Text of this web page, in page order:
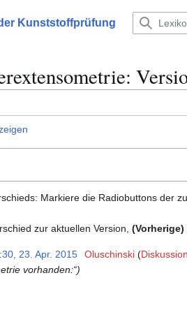
Kunststoffprüfung
Markiere die Radiobuttons der
zur aktuellen Version, (Vorherige)
23. Apr. 2015 Oluschinski Diskussion
vorhanden:“